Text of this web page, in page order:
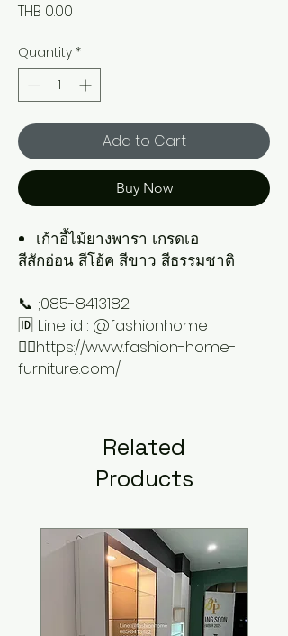
THB 0.00
Quantity *
Add to Cart
Buy Now
เก้าอี้ไม้ยางพารา เกรดเอ
สีสักอ่อน สีโอ้ค สีขาว สีธรรมชาติ
📞 ;085-8413182
🆔 Line id : @fashionhome
👉🏻https://www.fashion-home-
furniture.com/
Related
Products